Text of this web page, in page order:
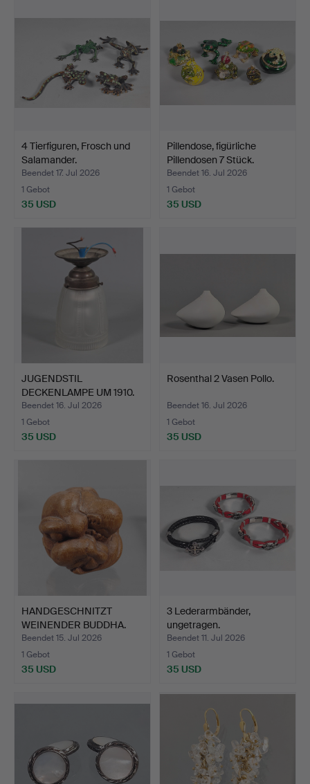
4 Tierfiguren, Frosch und
Salamander.
Beendet 17. Jul 2026
1 Gebot
35 USD
Pillendose, figürliche
Pillendosen 7 Stück.
Beendet 16. Jul 2026
1 Gebot
35 USD
JUGENDSTIL
DECKENLAMPE UM 1910.
Beendet 16. Jul 2026
1 Gebot
35 USD
Rosenthal 2 Vasen Pollo.
Beendet 16. Jul 2026
1 Gebot
35 USD
HANDGESCHNITZT
WEINENDER BUDDHA.
Beendet 15. Jul 2026
1 Gebot
35 USD
3 Lederarmbänder,
ungetragen.
Beendet 11. Jul 2026
1 Gebot
35 USD